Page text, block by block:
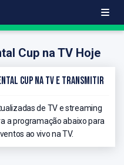
Cup na TV Hoje
Cup na TV e Transmitir
de TV e streaming
a programação abaixo para
ao vivo na TV.